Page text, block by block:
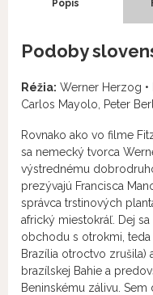
Popis
Podoby
Réžia: Werner Herzog •
Carlos Mayolo, Peter
Rovnako ako vo filme
sa nemecký tvorca
výstrednému
prezývajú Francisca
správca trstinových
africký miestokráľ. Dej
obchodu s otrokmi,
Brazília otroctvo zrušila)
brazílskej Bahie a
Beninskému zálivu.